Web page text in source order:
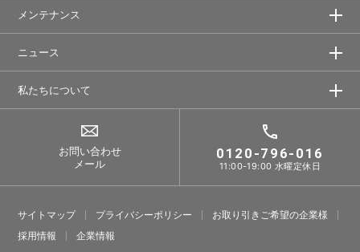
メンテナンス
ニュース
私たちについて
お問い合わせ
メール
0120-796-016
11:00-19:00 水曜定休日
サイトマップ プライバシーポリシー
お取り引きご希望の企業様
採⽤情報
企業情報